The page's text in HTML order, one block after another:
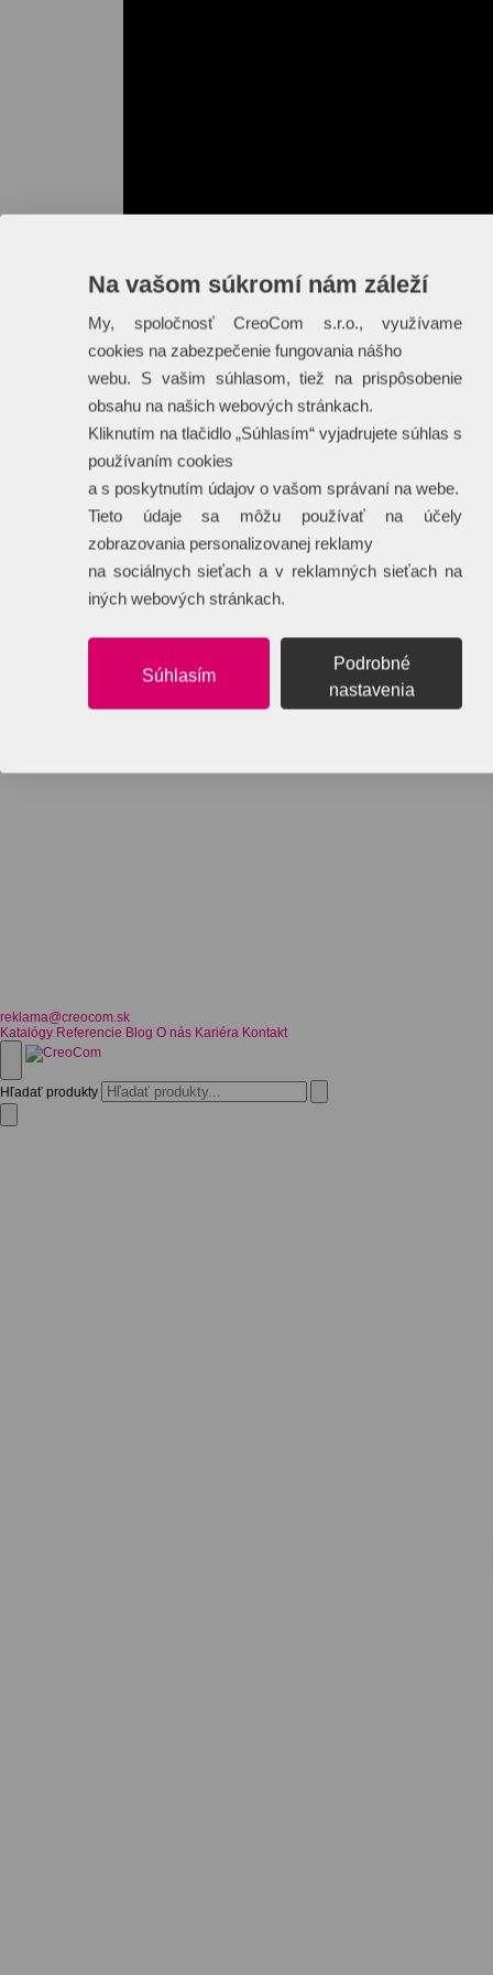
reklama@creocom.sk
Katalógy Referencie Blog O nás Kariéra Kontakt
Hľadať produkty
Na vašom súkromí nám záleží
My, spoločnosť CreoCom s.r.o., využívame
cookies na zabezpečenie fungovania nášho
webu. S vašim súhlasom, tiež na prispôsobenie
obsahu na našich webových stránkach.
Kliknutím na tlačidlo „Súhlasím“ vyjadrujete súhlas s
používaním cookies
a s poskytnutím údajov o vašom správaní na webe.
Tieto údaje sa môžu používať na účely
zobrazovania personalizovanej reklamy
na sociálnych sieťach a v reklamných sieťach na
iných webových stránkach.
Súhlasím
Podrobné
nastavenia